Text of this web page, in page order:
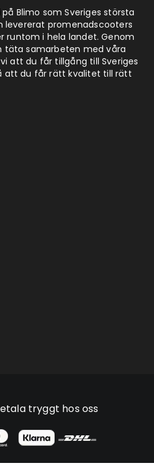
Blimo som Sveriges största
levererat promenadscooters
runtom i hela landet. Genom
täta samarbeten med våra
att du får tillgång till Sveriges
att du får rätt kvalitet till rätt
tryggt hos oss